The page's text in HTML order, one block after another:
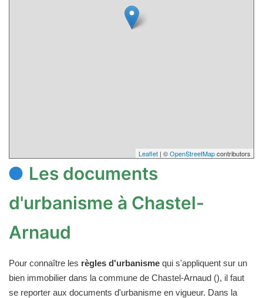
Leaflet | ©OpenStreetMapcontributors
Les documents
d'urbanisme à Chastel-
Arnaud
Pour connaître les règles d'urbanisme qui s'appliquent sur un
bien immobilier dans la commune de Chastel-Arnaud (), il faut
se reporter aux documents d'urbanisme en vigueur. Dans la